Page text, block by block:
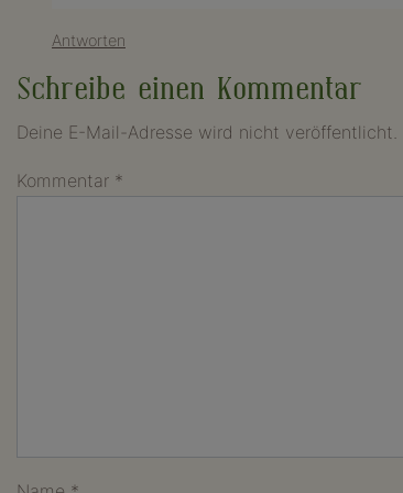
Antworten
Schreibe einen Kommentar
Deine E-Mail-Adresse wird nicht veröffentlicht.
Kommentar *